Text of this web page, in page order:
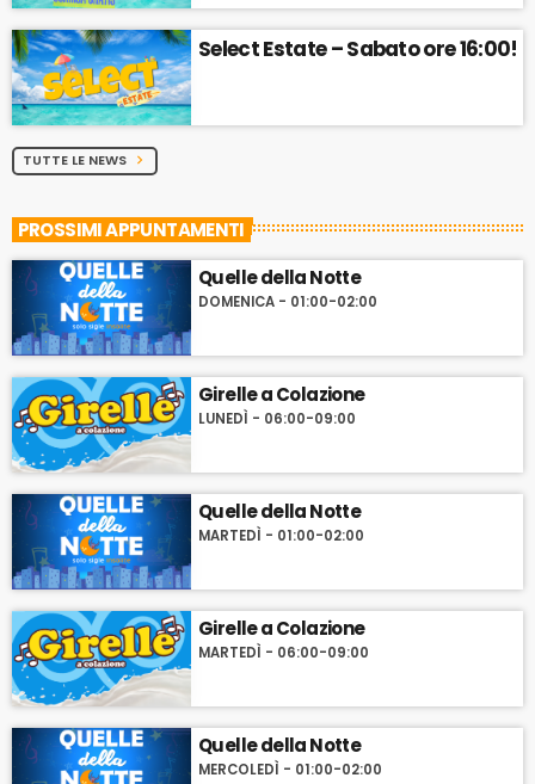
Select Estate – Sabato ore 16:00!
TUTTE LE NEWS chevron_right
PROSSIMI APPUNTAMENTI
Quelle della Notte
DOMENICA - 01:00-02:00
Girelle a Colazione
LUNEDÌ - 06:00-09:00
Quelle della Notte
MARTEDÌ - 01:00-02:00
Girelle a Colazione
MARTEDÌ - 06:00-09:00
Quelle della Notte
MERCOLEDÌ - 01:00-02:00